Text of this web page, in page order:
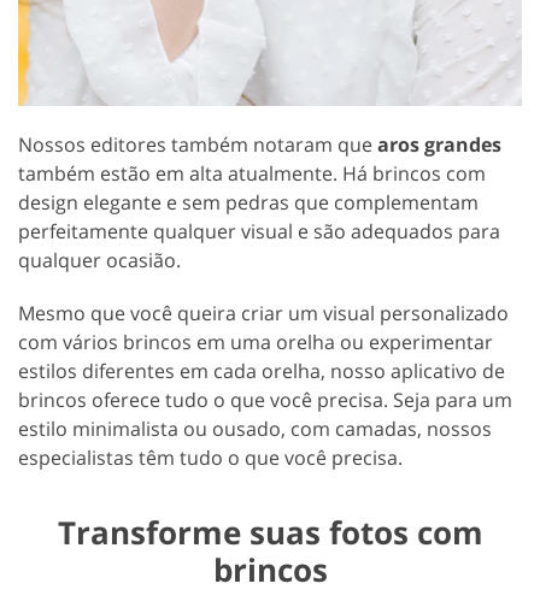
Nossos editores também notaram quearos grandes
também estão em alta atualmente. Há brincos com
design elegante e sem pedras que complementam
perfeitamente qualquer visual e são adequados para
qualquer ocasião.
Mesmo que você queira criar um visual personalizado
com vários brincos em uma orelha ou experimentar
estilos diferentes em cada orelha, nosso aplicativo de
brincos oferece tudo o que você precisa. Seja para um
estilo minimalista ou ousado, com camadas, nossos
especialistas têm tudo o que você precisa.
Transforme suas fotos com
brincos